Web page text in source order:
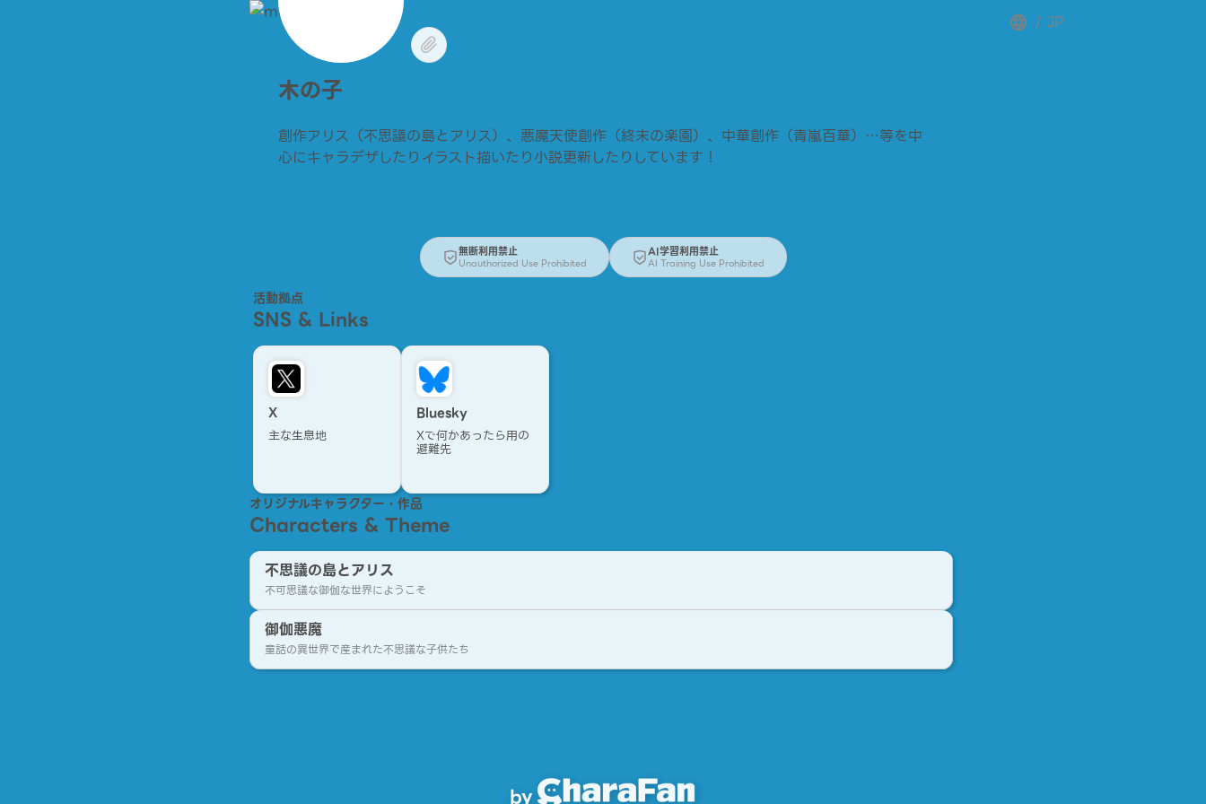
/ JP
木の子
創作アリス（不思議の島とアリス）、悪魔天使創作（終末の楽園）、中華創作（青嵐百華）…等を中
心にキャラデザしたりイラスト描いたり小説更新したりしています！
無断利用禁止
Unauthorized Use Prohibited
AI学習利用禁止
AI Training Use Prohibited
活動拠点
SNS & Links
X
主な生息地
Bluesky
Xで何かあったら用の
避難先
オリジナルキャラクター・作品
Characters & Theme
不思議の島とアリス
不可思議な御伽な世界にようこそ
御伽悪魔
童話の異世界で産まれた不思議な子供たち
by